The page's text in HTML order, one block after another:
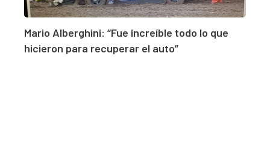
Mario Alberghini: “Fue increíble todo lo que
hicieron para recuperar el auto”